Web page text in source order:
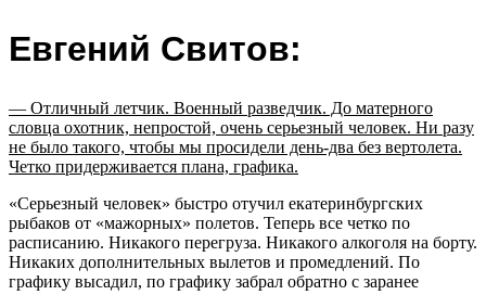
Евгений Свитов:
— Отличный летчик. Военный разведчик. До матерного
словца охотник, непростой, очень серьезный человек. Ни разу
не было такого, чтобы мы просидели день-два без вертолета.
Четко придерживается плана, графика.
«Серьезный человек» быстро отучил екатеринбургских
рыбаков от «мажорных» полетов. Теперь все четко по
расписанию. Никакого перегруза. Никакого алкоголя на борту.
Никаких дополнительных вылетов и промедлений. По
графику высадил, по графику забрал обратно с заранее